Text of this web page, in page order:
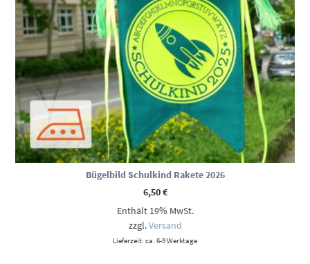
Bügelbild Schulkind Rakete 2026
6,50€
Enthält 19% MwSt.
zzgl.Versand
Lieferzeit: ca. 6-9 Werktage